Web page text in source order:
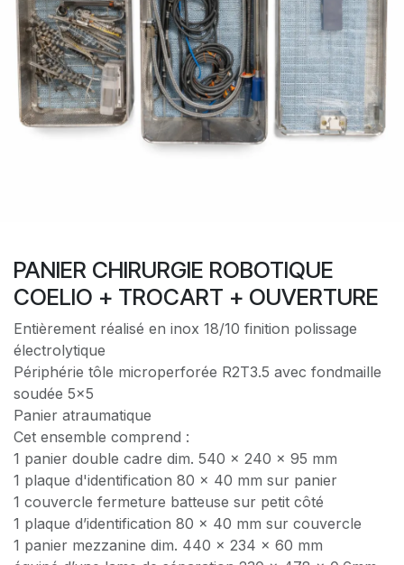
PANIER CHIRURGIE ROBOTIQUE
COELIO + TROCART + OUVERTURE
Entièrement réalisé en inox 18/10 finition polissage
électrolytique
Périphérie tôle microperforée R2T3.5 avec fondmaille
soudée 5x5
Panier atraumatique
Cet ensemble comprend :
1 panier double cadre dim. 540 x 240 x 95 mm
1 plaque d'identification 80 x 40 mm sur panier
1 couvercle fermeture batteuse sur petit côté
1 plaque d’identification 80 x 40 mm sur couvercle
1 panier mezzanine dim. 440 x 234 x 60 mm